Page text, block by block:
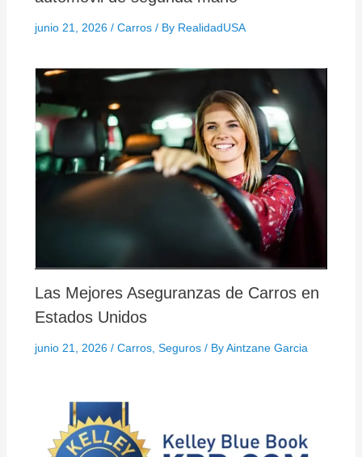
junio 21, 2026 / Carros/ By RealidadUSA
Las Mejores Aseguranzas de Carros en
Estados Unidos
junio 21, 2026 / Carros, Seguros/ ByAintzane Garcia